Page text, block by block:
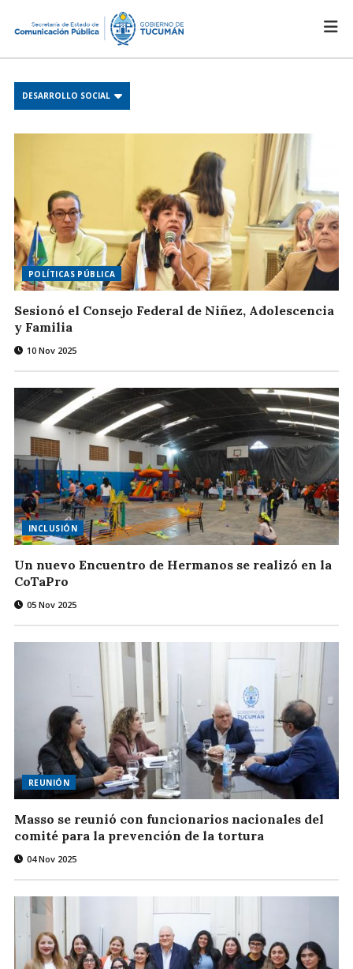
DESARROLLO SOCIAL
POLÍTICAS PÚBLICA
Sesionó el Consejo Federal de Niñez, Adolescencia
y Familia
10 Nov 2025
INCLUSIÓN
Un nuevo Encuentro de Hermanos se realizó en la
CoTaPro
05 Nov 2025
REUNIÓN
Masso se reunió con funcionarios nacionales del
comité para la prevención de la tortura
04 Nov 2025